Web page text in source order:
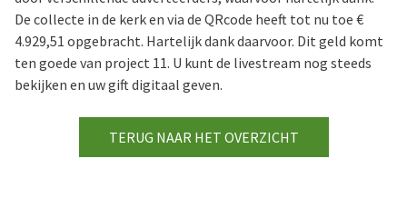
De collecte in de kerk en via de QRcode heeft tot nu toe €
4.929,51 opgebracht. Hartelijk dank daarvoor. Dit geld komt
ten goede van project 11. U kunt de livestream nog steeds
bekijken en uw gift digitaal geven.
TERUG NAAR HET OVERZICHT